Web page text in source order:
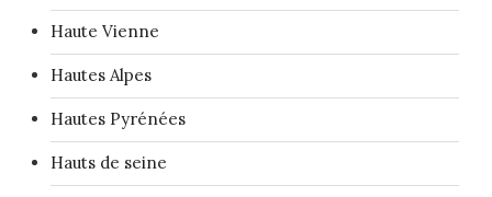
Haute Vienne
Hautes Alpes
Hautes Pyrénées
Hauts de seine